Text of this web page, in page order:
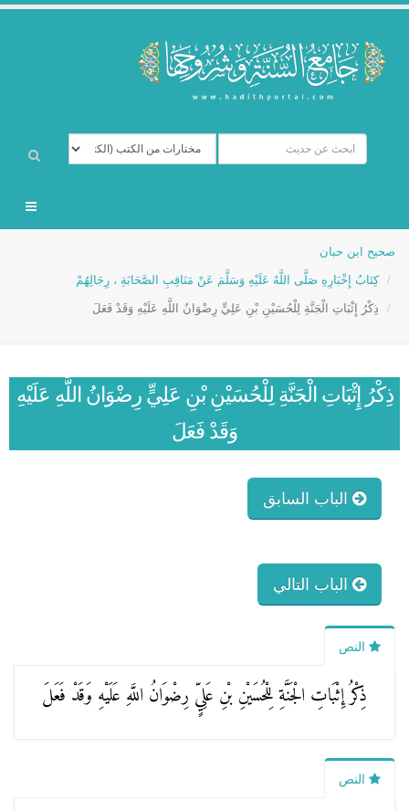
صحيح ابن حبان
كِتَابُ إِخْبَارِهِ صَلَّى اللَّهُ عَلَيْهِ وَسَلَّمَ عَنْ مَنَاقِبِ الصَّحَابَةِ ، رِجَالِهُمْ
ذِكْرُ إِثْبَاتِ الْجَنَّةِ لِلْحُسَيْنِ بْنِ عَلِيٍّ رِضْوَانُ اللَّهِ عَلَيْهِ وَقَدْ فَعَلَ
ذِكْرُ إِثْبَاتِ الْجَنَّةِ لِلْحُسَيْنِ بْنِ عَلِيٍّ رِضْوَانُ اللَّهِ عَلَيْهِ
وَقَدْ فَعَلَ
الباب السابق
الباب التالي
النص
ذِكْرُ إِثْبَاتِ الْجَنَّةِ لِلْحُسَيْنِ بْنِ عَلِيٍّ رِضْوَانُ اللَّهِ عَلَيْهِ وَقَدْ فَعَلَ
النص